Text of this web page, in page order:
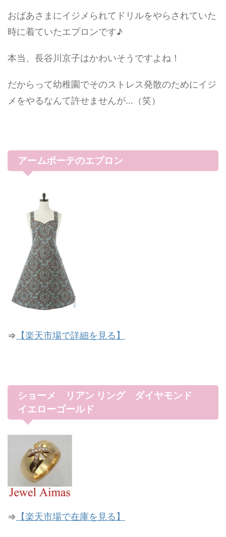
おばあさまにイジメられてドリルをやらされていた
時に着ていたエプロンです♪
本当、長谷川京子はかわいそうですよね！
だからって幼稚園でそのストレス発散のためにイジ
メをやるなんて許せませんが…（笑）
アームボーテのエプロン
⇒ 【楽天市場で詳細を見る】
ショーメ リアン リング ダイヤモンド
イエローゴールド
⇒ 【楽天市場で在庫を見る】